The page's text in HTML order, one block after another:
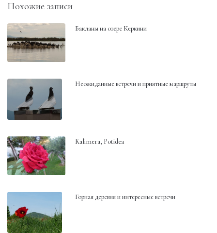
Похожие записи
Бакланы на озере Керкини
Неожиданные встречи и приятные маршруты
Kalimera, Potidea
Горная деревня и интересные встречи